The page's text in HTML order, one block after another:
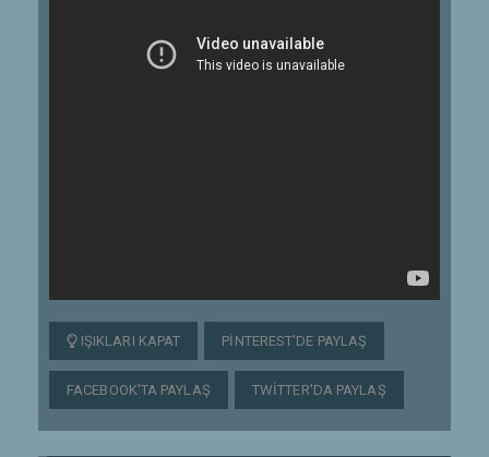
IŞIKLARI KAPAT PINTEREST'DE PAYLAŞ
FACEBOOK'TA PAYLAŞ TWITTER'DA PAYLAŞ